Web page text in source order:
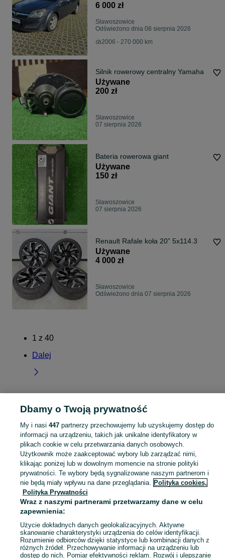
6 000 zł
Sławoszowice
Odświeżono dnia 08 sierpnia 2026
2006 - 270 000 km
Silnik rowerowy centralny Yamaha
Używane
200 zł
Sławoszowice
07 sierpnia 2026
Bateria rowerowa giant
Używane
150 zł
Sławoszowice
07 sierpnia 2026
Renault Rafale koła 20” 5x114.3
Używane
4 000 zł
Sławoszowice
Odświeżono dnia 07 sierpnia 2026
1 z 40
Dalej
Strona główna Dolnośląskie Sławoszowice
KATEGORIA
Zobacz
Mapa kategorii
Mapa miejscowości
Mapa ministron
Popularne wyszukiwania
Dbamy o Twoją prywatność
My i nasi 447partnerzy przechowujemy lub uzyskujemy dostęp do
informacji na urządzeniu, takich jak unikalne identyfikatory w
plikach cookie w celu przetwarzania danych osobowych.
Użytkownik może zaakceptować wybory lub zarządzać nimi,
klikając poniżej lub w dowolnym momencie na stronie polityki
prywatności. Te wybory będą sygnalizowane naszym partnerom i
nie będą miały wpływu na dane przeglądania. Polityka cookies,
Polityka Prywatności
Wraz z naszymi partnerami przetwarzamy dane w celu
zapewnienia:
Użycie dokładnych danych geolokalizacyjnych. Aktywne
skanowanie charakterystyki urządzenia do celów identyfikacji.
Rozumienie odbiorców dzięki statystyce lub kombinacji danych z
różnych źródeł. Przechowywanie informacji na urządzeniu lub
dostęp do nich. Pomiar efektywności reklam. Rozwój i ulepszanie